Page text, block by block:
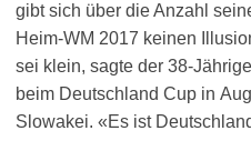
gibt sich über die Anzahl
Heim-WM 2017 keinen
sei klein, sagte der 38-
beim Deutschland Cup in
Slowakei. «Es ist